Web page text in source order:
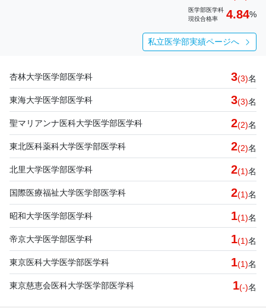
医学部医学科
現役合格率
4.84%
私立医学部実績ページへ
杏林大学医学部医学科 3(3)名
東海大学医学部医学科 3(3)名
聖マリアンナ医科大学医学部医学科 2(2)名
東北医科薬科大学医学部医学科 2(2)名
北里大学医学部医学科 2(1)名
国際医療福祉大学医学部医学科 2(1)名
昭和大学医学部医学科 1(1)名
帝京大学医学部医学科 1(1)名
東京医科大学医学部医学科 1(1)名
東京慈恵会医科大学医学部医学科 1(-)名